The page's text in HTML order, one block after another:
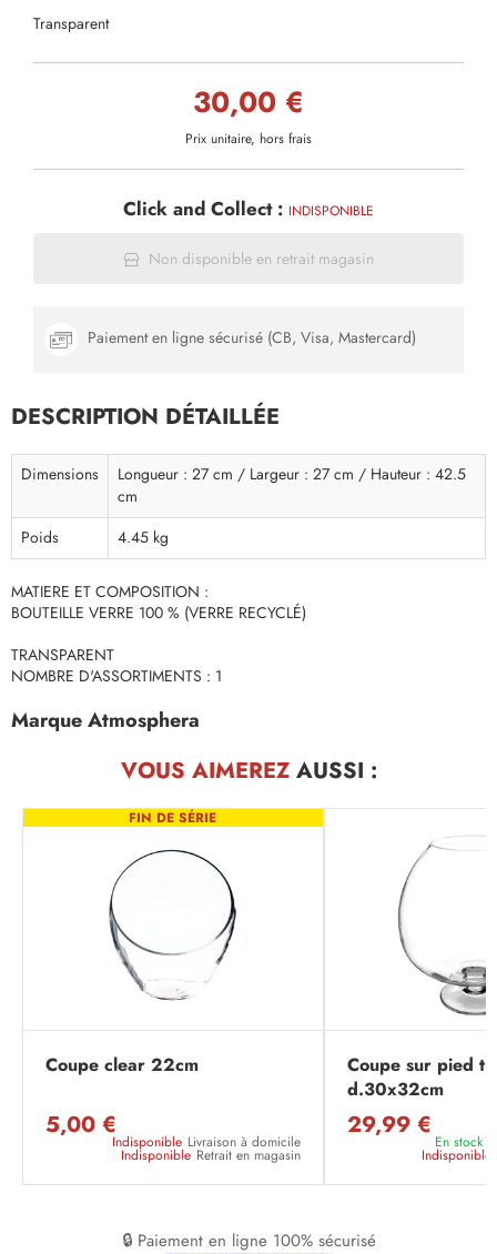
Transparent
30,00 €
Prix unitaire, hors frais
Click and Collect : INDISPONIBLE
Non disponible en retrait magasin
Paiement en ligne sécurisé (CB, Visa, Mastercard)
DESCRIPTION DÉTAILLÉE
Dimensions
Longueur : 27 cm / Largeur : 27 cm / Hauteur : 42.5
cm
Poids
4.45 kg
MATIERE ET COMPOSITION :
BOUTEILLE VERRE 100 % (VERRE RECYCLÉ)
TRANSPARENT
NOMBRE D'ASSORTIMENTS : 1
Marque Atmosphera
VOUS AIMEREZAUSSI :
FIN DE SÉRIE
Coupe clear 22cm
5,00 €
Indisponible Livraison à domicile
Indisponible Retrait en magasin
Coupe sur pied
d.30x32cm
29,99 €
En stock
Indisponible
🔒 Paiement en ligne 100% sécurisé